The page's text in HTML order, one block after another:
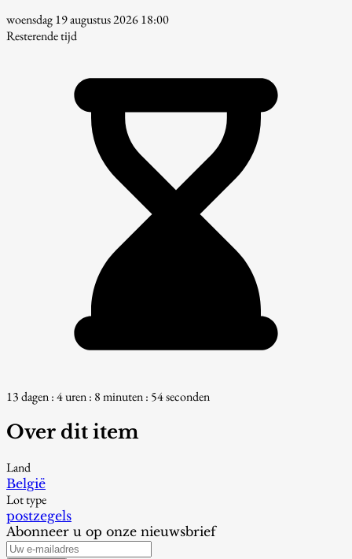
woensdag 19 augustus 2026 18:00
Resterende tijd
13 dagen : 4 uren : 8 minuten : 54 seconden
Over dit item
Land
België
Lot type
postzegels
Abonneer u op onze nieuwsbrief